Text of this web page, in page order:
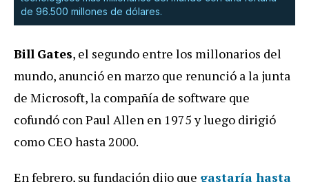
de 96.500 millones de dólares.
Bill Gates, el segundo entre los millonarios del
mundo, anunció en marzo que renunció a la junta
de Microsoft, la compañía de software que
cofundó con Paul Allen en 1975 y luego dirigió
como CEO hasta 2000.
En febrero, su fundación dijo que gastaría hasta